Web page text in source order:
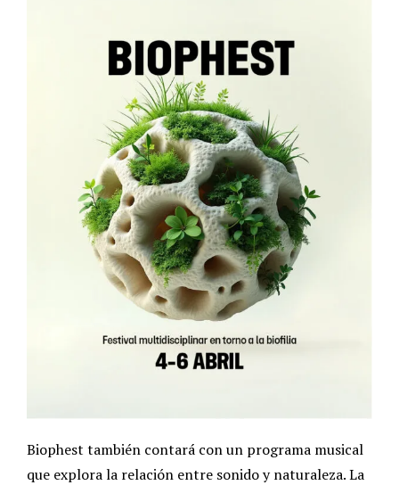
Biophest también contará con un programa musical
que explora la relación entre sonido y naturaleza. La